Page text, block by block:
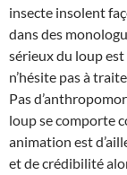
insecte insolent
dans des
sérieux du loup
n’hésite pas à
Pas
loup se comporte
animation est
et de crédibilité